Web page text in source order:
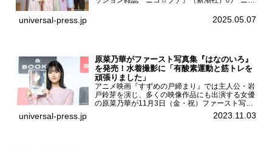
モード学園コクーンタワーで開催され、卒業モデ
universal-press.jp 2025.05.07
原菜乃華がファースト写真集『はなのいろ』
を発売！水着撮影に「有酸素運動と筋トレを
頑張りました」
アニメ映画『すずめの戸締まり』では主人公・岩
戸鈴芽を演じ、多くの映像作品にも出演する女優
の原菜乃華が11月3日（金・祝）ファースト写真
集『はなのいろ』発売記念イベントを
HMV&BOOKS SHIBUYAで開催した。原菜乃華フ
universal-press.jp 2023.11.03